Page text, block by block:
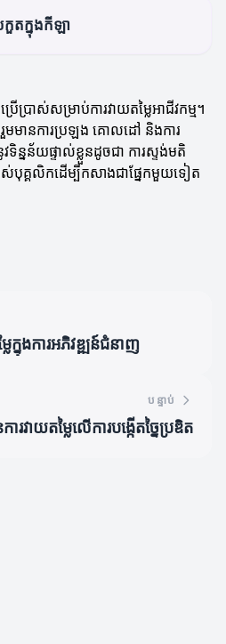
កួតក្នុងកីឡា
ើប្រាស់សម្រាប់ការវាយតម្លៃអាជីវកម្ម។
មមានការប្រឡង គោលដៅ និងការ
ទិន្នន័យផ្ទាល់ខ្លួនដូចជា ការស្ទង់មតិ
គ្គលិកដើម្បីកសាងជាផ្នែកមួយទៀត
ៃក្នុងការអភិវឌ្ឍន៍ជំនាញ
បន្ទាប់
វាយតម្លៃលើការបង្កើតច្នៃប្រឌិត